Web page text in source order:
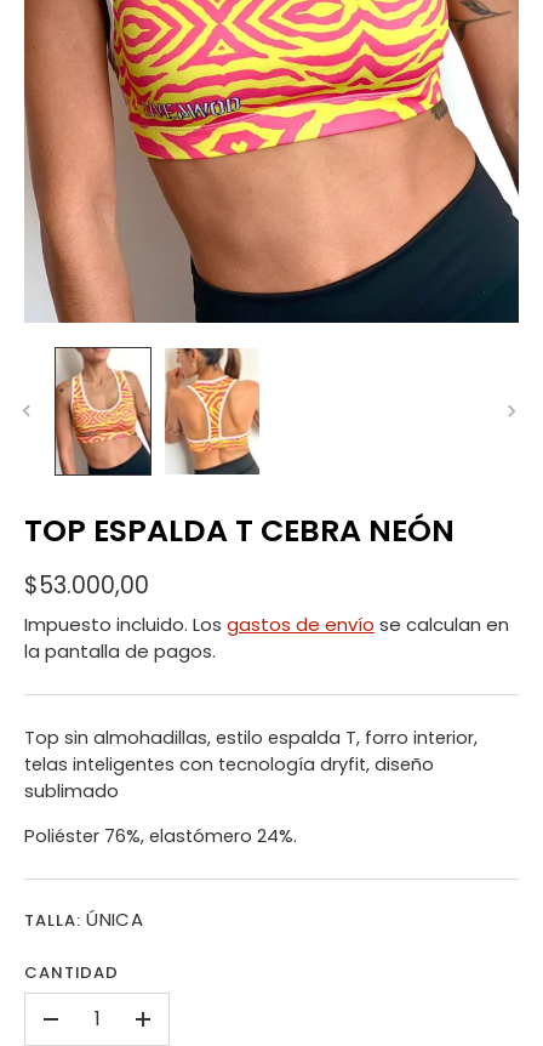
TOP ESPALDA T CEBRA NEÓN
$53.000,00
Impuesto incluido. Los gastos de envío se calculan en
la pantalla de pagos.
Top sin almohadillas, estilo espalda T, forro interior,
telas inteligentes con tecnología dryfit, diseño
sublimado
Poliéster 76%, elastómero 24%.
TALLA: ÚNICA
CANTIDAD
+